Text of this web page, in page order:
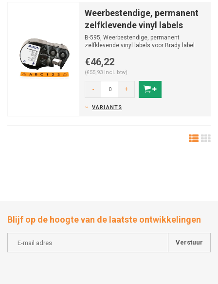
Weerbestendige, permanent
zelfklevende vinyl labels
B-595, Weerbestendige, permanent
zelfklevende vinyl labels voor Brady label
€46,22
(€55,93 Incl. btw)
- +
VARIANTS
Blijf op de hoogte van de laatste ontwikkelingen
Verstuur